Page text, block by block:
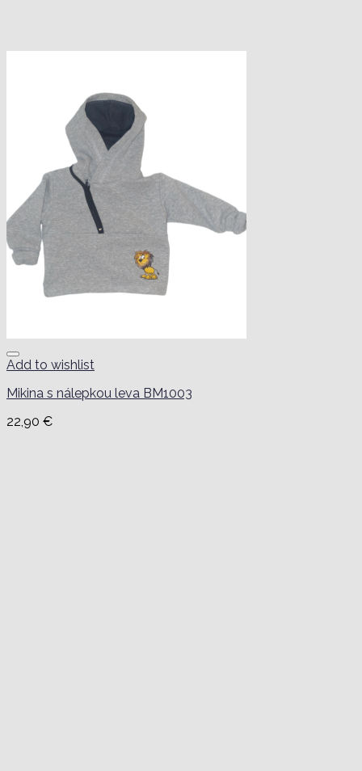
Add to wishlist
Mikina s nálepkou leva BM1003
22,90 €